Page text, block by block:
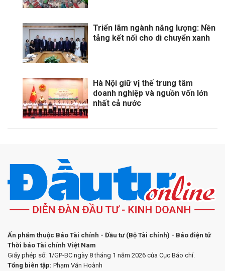
Triển lãm ngành năng lượng: Nền
tảng kết nối cho di chuyển xanh
Hà Nội giữ vị thế trung tâm
doanh nghiệp và nguồn vốn lớn
nhất cả nước
Ấn phẩm thuộc Báo Tài chính - Đầu tư (Bộ Tài chính) - Báo điện tử
Thời báo Tài chính Việt Nam
Giấy phép số: 1/GP-BC ngày 8 tháng 1 năm 2026 của Cục Báo chí.
Tổng biên tập: Phạm Văn Hoành